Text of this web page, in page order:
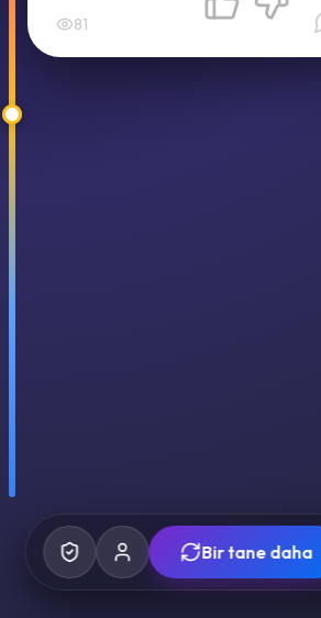
81
Bir tane daha